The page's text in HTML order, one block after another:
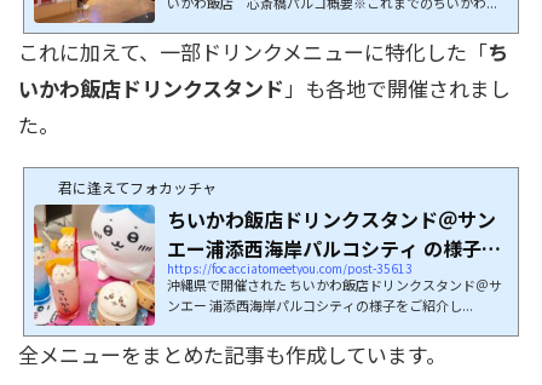
これに加えて、一部ドリンクメニューに特化した「ち
いかわ飯店ドリンクスタンド」も各地で開催されまし
た。
君に逢えてフォカッチャ
ちいかわ飯店ドリンクスタンド＠サン
エー浦添西海岸パルコシティ の様子を
ご紹介
https://focacciatomeetyou.com/post-35613
沖縄県で開催された ちいかわ飯店ドリンクスタンド＠サ
ンエー 浦添西海岸パルコシティの様子をご紹介し...
全メニューをまとめた記事も作成しています。